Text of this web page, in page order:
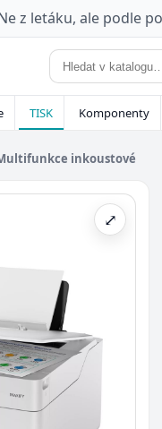
z letáku, ale podle
TISK Komponenty
inkoustové
⤢